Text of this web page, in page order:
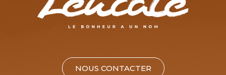
NOUS CONTACTER